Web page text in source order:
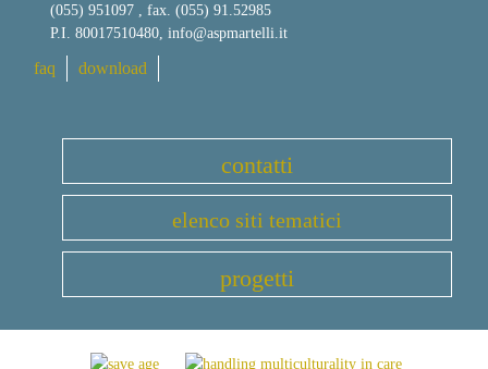
(055) 951097 , fax. (055) 91.52985
P.I. 80017510480, info@aspmartelli.it
faq download
contatti
elenco siti tematici
progetti